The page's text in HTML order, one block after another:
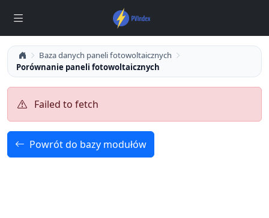
Baza danych paneli fotowoltaicznych
Porównanie paneli fotowoltaicznych
Failed to fetch
Powrót do bazy modułów